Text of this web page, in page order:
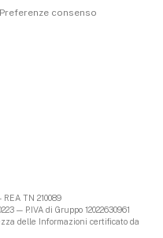
Preferenze consenso
TN 210089
— P.IVA di Gruppo 12022630961
delle Informazioni certificato da